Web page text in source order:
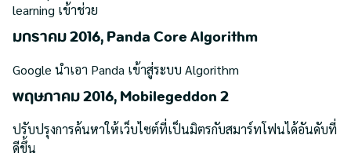
learning เข้าช่วย
มกราคม 2016, Panda Core Algorithm
Google นำเอา Panda เข้าสู่ระบบ Algorithm
พฤษภาคม 2016, Mobilegeddon 2
ปรับปรุงการค้นหาให้เว็บไซต์ที่เป็นมิตรกับสมาร์ทโฟนได้อันดับที่
ดีขึ้น